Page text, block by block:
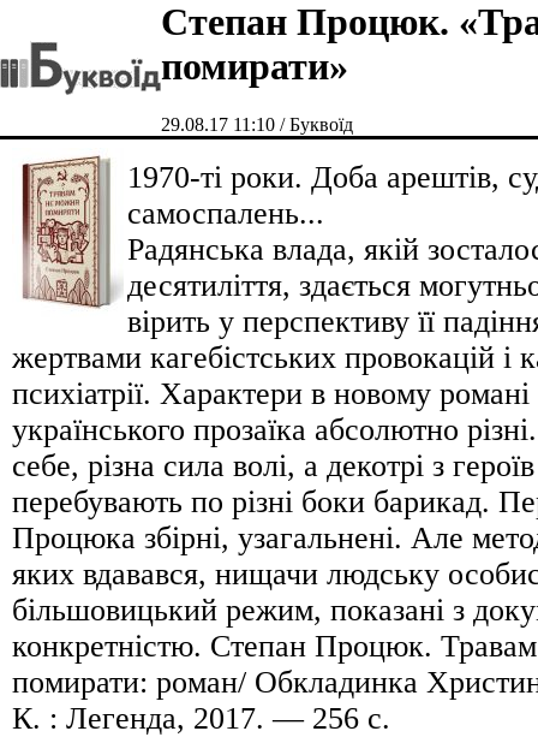
Степан Процюк.
помирати»
29.08.17 11:10 / Буквоїд
1970-ті роки. Доба арештів,
самоспалень...
Радянська влада, якій
десятиліття, здається
вірить у перспективу її
жертвами кагебістських провокацій і
психіатрії. Характери в новому романі
українського прозаїка абсолютно
себе, різна сила волі, а декотрі з
перебувають по різні боки барикад.
Процюка збірні, узагальнені. Але
яких вдавався, нищачи людську
більшовицький режим, показані з
конкретністю. Степан Процюк.
помирати: роман/ Обкладинка
К. : Легенда, 2017. — 256 с.